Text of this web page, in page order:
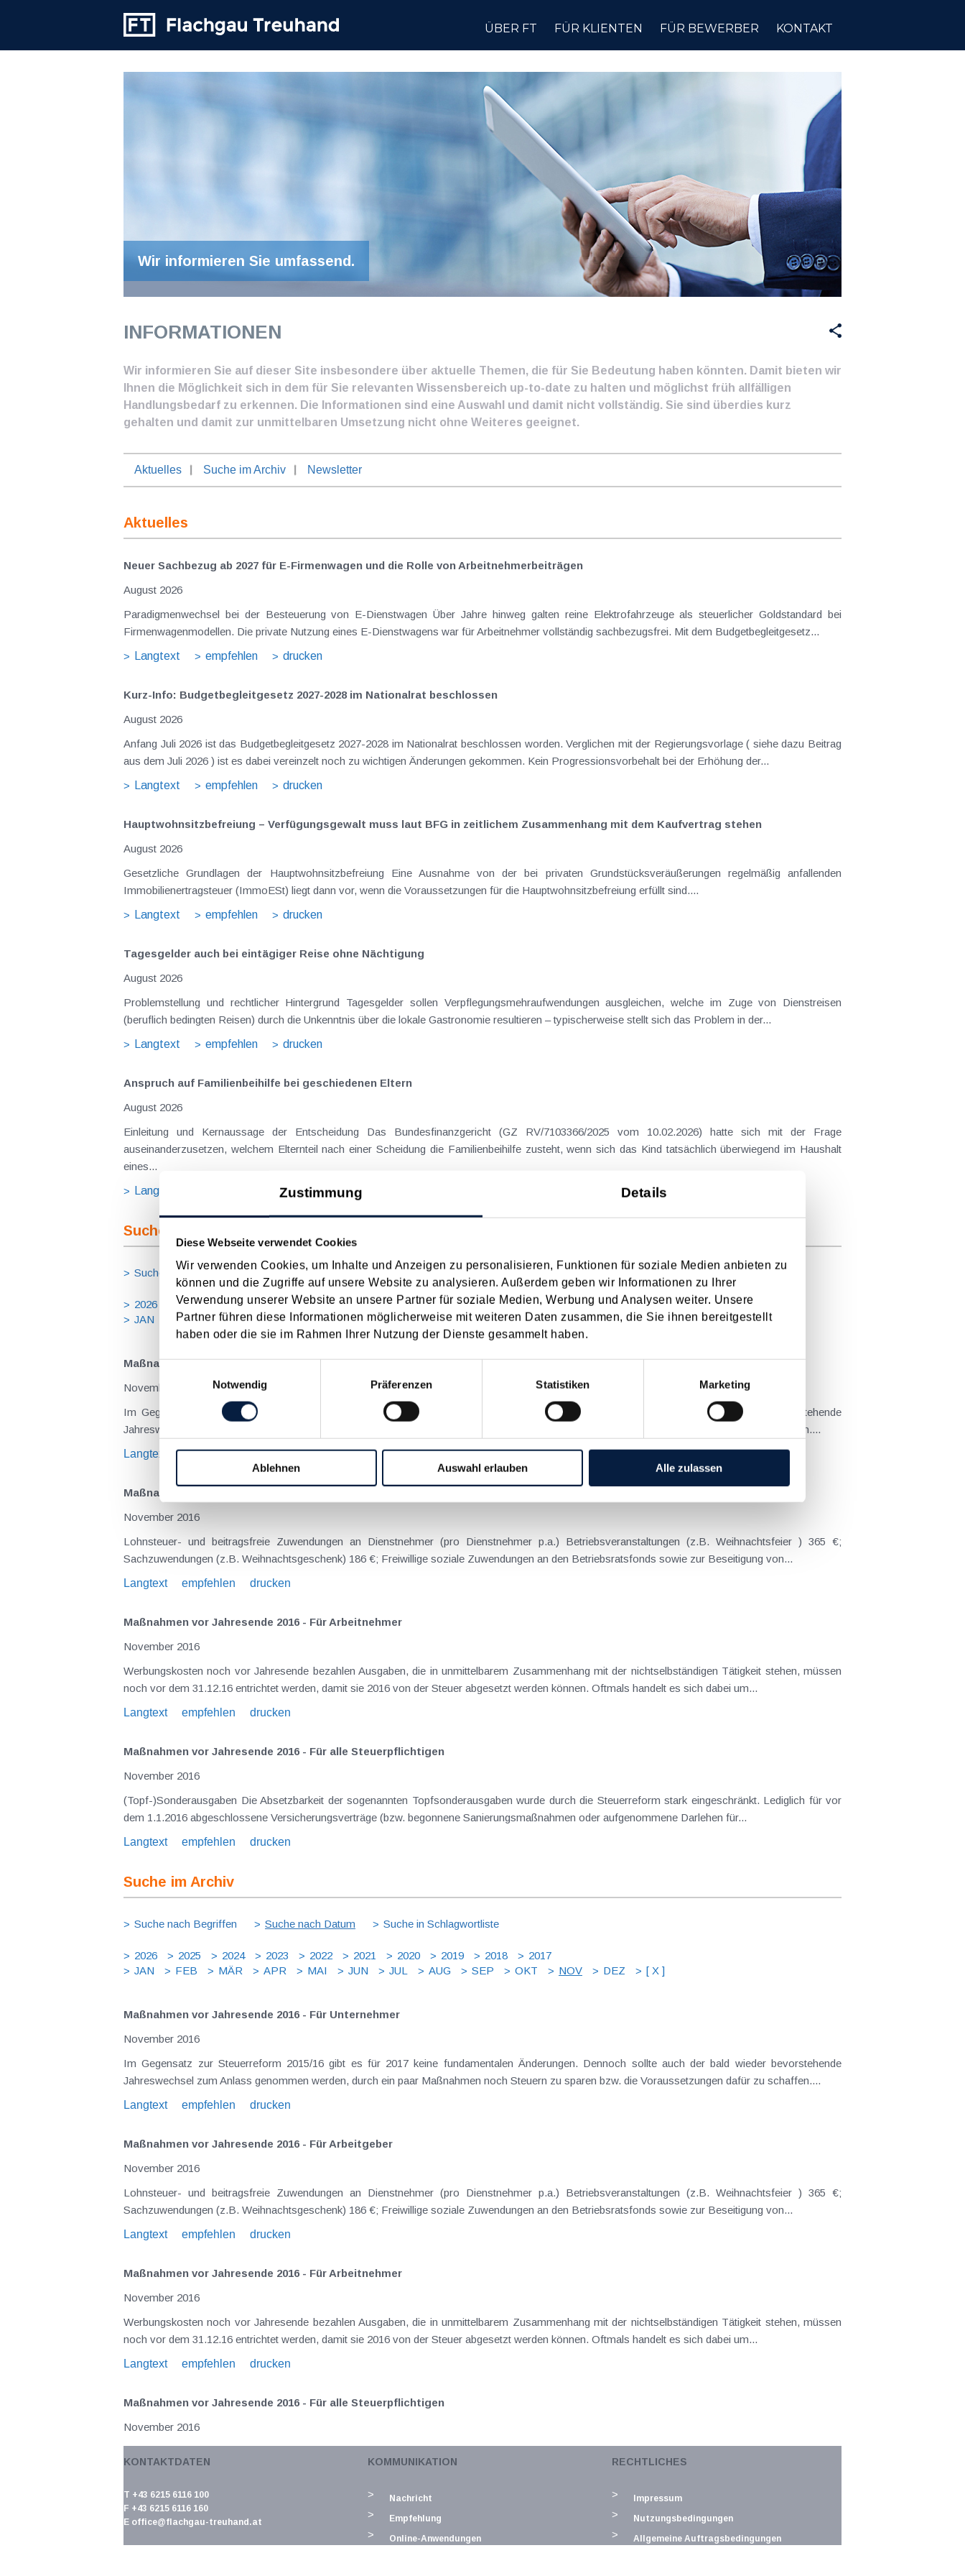
Zustimmung Details
Diese Webseite verwendet Cookies
Wir verwenden Cookies, um Inhalte und Anzeigen zu personalisieren, Funktionen für soziale Medien anbieten zu
können und die Zugriffe auf unsere Website zu analysieren. Außerdem geben wir Informationen zu Ihrer
Verwendung unserer Website an unsere Partner für soziale Medien, Werbung und Analysen weiter. Unsere
Partner führen diese Informationen möglicherweise mit weiteren Daten zusammen, die Sie ihnen bereitgestellt
haben oder die sie im Rahmen Ihrer Nutzung der Dienste gesammelt haben.
Einwilligungsauswahl
Notwendig
Präferenzen Statistiken Marketing
Ablehnen Auswahl erlauben Alle zulassen
ÜBER FT FÜR KLIENTEN FÜR BEWERBER KONTAKT
Wir informieren Sie umfassend.
INFORMATIONEN
Wir informieren Sie auf dieser Site insbesondere über aktuelle Themen, die für Sie Bedeutung haben könnten. Damit bieten wir
Ihnen die Möglichkeit sich in dem für Sie relevanten Wissensbereich up-to-date zu halten und möglichst früh allfälligen
Handlungsbedarf zu erkennen. Die Informationen sind eine Auswahl und damit nicht vollständig. Sie sind überdies kurz
gehalten und damit zur unmittelbaren Umsetzung nicht ohne Weiteres geeignet.
Aktuelles Suche im Archiv Newsletter
Aktuelles
Neuer Sachbezug ab 2027 für E-Firmenwagen und die Rolle von Arbeitnehmer​­beiträgen
August 2026
Paradigmenwechsel bei der Besteuerung von E-Dienstwagen Über Jahre hinweg galten reine Elektrofahrzeuge als steuerlicher Goldstandard bei
Firmenwagenmodellen. Die private Nutzung eines E-Dienstwagens war für Arbeitnehmer vollständig sachbezugsfrei. Mit dem Budgetbegleitgesetz...
Langtext
empfehlen drucken
Kurz-Info: Budgetbegleitgesetz 2027-2028 im Nationalrat beschlossen
August 2026
Anfang Juli 2026 ist das Budgetbegleitgesetz 2027-2028 im Nationalrat beschlossen worden. Verglichen mit der Regierungsvorlage ( siehe dazu Beitrag
aus dem Juli 2026 ) ist es dabei vereinzelt noch zu wichtigen Änderungen gekommen. Kein Progressionsvorbehalt bei der Erhöhung der...
Langtext
empfehlen drucken
Hauptwohnsitz​­befreiung – Verfügungsgewalt muss laut BFG in zeitlichem Zusammenhang mit dem Kaufvertrag stehen
August 2026
Gesetzliche Grundlagen der Hauptwohnsitzbefreiung Eine Ausnahme von der bei privaten Grundstücksveräußerungen regelmäßig anfallenden
Immobilienertragsteuer (ImmoESt) liegt dann vor, wenn die Voraussetzungen für die Hauptwohnsitzbefreiung erfüllt sind....
Langtext
empfehlen drucken
Tagesgelder auch bei eintägiger Reise ohne Nächtigung
August 2026
Problemstellung und rechtlicher Hintergrund Tagesgelder sollen Verpflegungsmehraufwendungen ausgleichen, welche im Zuge von Dienstreisen
(beruflich bedingten Reisen) durch die Unkenntnis über die lokale Gastronomie resultieren – typischerweise stellt sich das Problem in der...
Langtext
empfehlen drucken
Anspruch auf Familienbeihilfe bei geschiedenen Eltern
August 2026
Einleitung und Kernaussage der Entscheidung Das Bundesfinanzgericht (GZ RV/7103366/2025 vom 10.02.2026) hatte sich mit der Frage
auseinanderzusetzen, welchem Elternteil nach einer Scheidung die Familienbeihilfe zusteht, wenn sich das Kind tatsächlich überwiegend im Haushalt
eines...
Langtext
drucken
Suche im Archiv
Suche nach Begriffen Suche nach Datum Suche in Schlagwortliste
2026 2025 2024 2023 2022 2021 2020 2019 2018
2017
JAN
FEB MÄR APR MAI JUN JUL AUG SEP OKT NOV DEZ [ X ]
Maßnahmen vor Jahresende 2016 - Für Unternehmer
November 2016
Im Gegensatz zur Steuerreform 2015/16 gibt es für 2017 keine fundamentalen Änderungen. Dennoch sollte auch der bald wieder bevorstehende
Jahreswechsel zum Anlass genommen werden, durch ein paar Maßnahmen noch Steuern zu sparen bzw. die Voraussetzungen dafür zu schaffen....
Langtext
empfehlen drucken
Maßnahmen vor Jahresende 2016 - Für Arbeitgeber
November 2016
Lohnsteuer- und beitragsfreie Zuwendungen an Dienstnehmer (pro Dienstnehmer p.a.) Betriebsveranstaltungen (z.B. Weihnachtsfeier ) 365 €;
Sachzuwendungen (z.B. Weihnachtsgeschenk) 186 €; Freiwillige soziale Zuwendungen an den Betriebsratsfonds sowie zur Beseitigung von...
Langtext
empfehlen drucken
Maßnahmen vor Jahresende 2016 - Für Arbeitnehmer
November 2016
Werbungskosten noch vor Jahresende bezahlen Ausgaben, die in unmittelbarem Zusammenhang mit der nichtselbständigen Tätigkeit stehen, müssen
noch vor dem 31.12.16 entrichtet werden, damit sie 2016 von der Steuer abgesetzt werden können. Oftmals handelt es sich dabei um...
Langtext
empfehlen drucken
Maßnahmen vor Jahresende 2016 - Für alle Steuerpflichtigen
November 2016
(Topf-)Sonderausgaben Die Absetzbarkeit der sogenannten Topfsonderausgaben wurde durch die Steuerreform stark eingeschränkt. Lediglich für vor
dem 1.1.2016 abgeschlossene Versicherungsverträge (bzw. begonnene Sanierungsmaßnahmen oder aufgenommene Darlehen für...
Langtext
empfehlen drucken
Suche im Archiv
Suche nach Begriffen Suche nach Datum Suche in Schlagwortliste
2026 2025 2024 2023 2022 2021 2020 2019 2018
2017
JAN
FEB MÄR APR MAI JUN JUL AUG SEP OKT NOV DEZ [ X ]
Maßnahmen vor Jahresende 2016 - Für Unternehmer
November 2016
Im Gegensatz zur Steuerreform 2015/16 gibt es für 2017 keine fundamentalen Änderungen. Dennoch sollte auch der bald wieder bevorstehende
Jahreswechsel zum Anlass genommen werden, durch ein paar Maßnahmen noch Steuern zu sparen bzw. die Voraussetzungen dafür zu schaffen....
Langtext
empfehlen drucken
Maßnahmen vor Jahresende 2016 - Für Arbeitgeber
November 2016
Lohnsteuer- und beitragsfreie Zuwendungen an Dienstnehmer (pro Dienstnehmer p.a.) Betriebsveranstaltungen (z.B. Weihnachtsfeier ) 365 €;
Sachzuwendungen (z.B. Weihnachtsgeschenk) 186 €; Freiwillige soziale Zuwendungen an den Betriebsratsfonds sowie zur Beseitigung von...
Langtext
empfehlen drucken
Maßnahmen vor Jahresende 2016 - Für Arbeitnehmer
November 2016
Werbungskosten noch vor Jahresende bezahlen Ausgaben, die in unmittelbarem Zusammenhang mit der nichtselbständigen Tätigkeit stehen, müssen
noch vor dem 31.12.16 entrichtet werden, damit sie 2016 von der Steuer abgesetzt werden können. Oftmals handelt es sich dabei um...
Langtext
empfehlen drucken
Maßnahmen vor Jahresende 2016 - Für alle Steuerpflichtigen
November 2016
dem 1.1.2016 abgeschlossene Versicherungsverträge (bzw. begonnene Sanierungsmaßnahmen oder aufgenommene Darlehen für...
Langtext
empfehlen
KONTAKTDATEN
T +43 6215 6116 100
F +43 6215 6116 160
E office@flachgau-treuhand.at
KOMMUNIKATION
Nachricht
Empfehlung
Online-Anwendungen
RECHTLICHES
Impressum
Nutzungsbedingungen
Allgemeine Auftragsbedingungen